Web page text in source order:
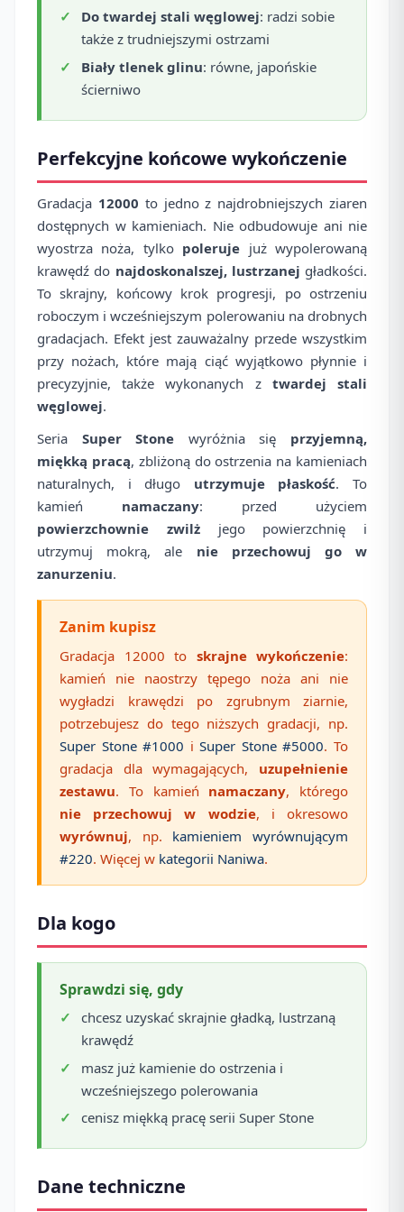
Do twardej stali węglowej: radzi sobie
także z trudniejszymi ostrzami
Biały tlenek glinu: równe, japońskie
ścierniwo
Perfekcyjne końcowe wykończenie
Gradacja 12000 to jedno z najdrobniejszych ziaren
dostępnych w kamieniach. Nie odbudowuje ani nie
wyostrza noża, tylko poleruje już wypolerowaną
krawędź do najdoskonalszej, lustrzanej gładkości.
To skrajny, końcowy krok progresji, po ostrzeniu
roboczym i wcześniejszym polerowaniu na drobnych
gradacjach. Efekt jest zauważalny przede wszystkim
przy nożach, które mają ciąć wyjątkowo płynnie i
precyzyjnie, także wykonanych z twardej stali
węglowej.
Seria Super Stone wyróżnia się przyjemną,
miękką pracą, zbliżoną do ostrzenia na kamieniach
naturalnych, i długo utrzymuje płaskość. To
kamień namaczany: przed użyciem
powierzchownie zwilżjego powierzchnię i
utrzymuj mokrą, ale nie przechowuj go w
zanurzeniu.
Zanim kupisz
Gradacja 12000 to skrajne wykończenie:
kamień nie naostrzy tępego noża ani nie
wygładzi krawędzi po zgrubnym ziarnie,
potrzebujesz do tego niższych gradacji, np.
Super Stone #1000 iSuper Stone #5000. To
gradacja dla wymagających, uzupełnienie
zestawu. To kamień namaczany, którego
nie przechowuj w wodzie, i okresowo
wyrównuj, np. kamieniem wyrównującym
#220. Więcej w kategorii Naniwa.
Dla kogo
Sprawdzi się, gdy
chcesz uzyskać skrajnie gładką, lustrzaną
krawędź
masz już kamienie do ostrzenia i
wcześniejszego polerowania
cenisz miękką pracę serii Super Stone
Dane techniczne